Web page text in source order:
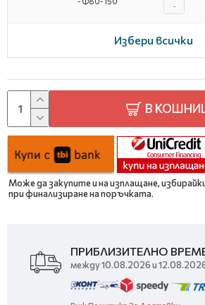
-
Избери всички
В
Може да закупите и на изплащане,
при финализиране на поръчката.
ПРИБЛИЗИТЕЛНО
между 10.08.2026 и